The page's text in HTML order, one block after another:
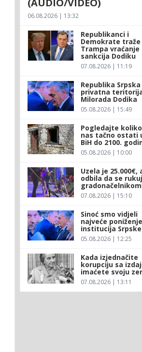
06.08.2026 | 13:32
Republikanci i
Demokrate traže
Trampa vraćanje
sankcija Dodiku
07.08.2026 | 11:19
Republika Srpska
privatna
Milorada Dodika
05.08.2026 | 15:49
Pogledajte
nas tačno ostati
BiH do 2100.
05.08.2026 | 10:00
Uzela je 25.000€,
odbila da se
07.08.2026 | 15:10
Sinoć smo vidjeli
najveće poniženje
institucija Srpske
05.08.2026 | 12:25
Kada izjednačite
korupciju sa
imaćete svoju
07.08.2026 | 13:11